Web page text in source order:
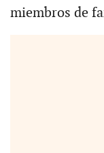
miembros de